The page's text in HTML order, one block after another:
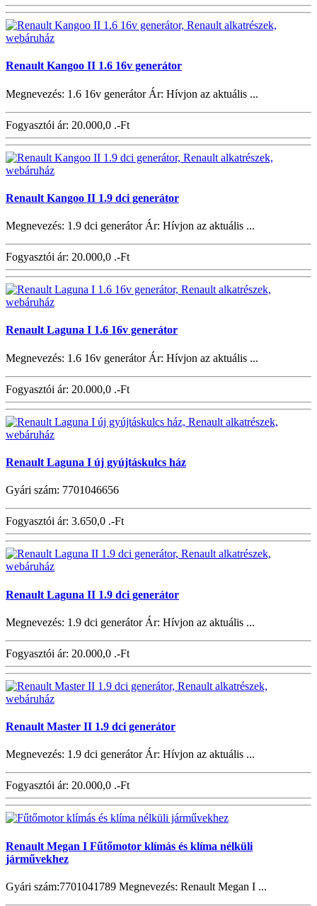
Renault Kangoo II 1.6 16v generátor
Megnevezés: 1.6 16v generátor Ár: Hívjon az aktuális ...
Fogyasztói ár: 20.000,0 .-Ft
Renault Kangoo II 1.9 dci generátor
Megnevezés: 1.9 dci generátor Ár: Hívjon az aktuális ...
Fogyasztói ár: 20.000,0 .-Ft
Renault Laguna I 1.6 16v generátor
Megnevezés: 1.6 16v generátor Ár: Hívjon az aktuális ...
Fogyasztói ár: 20.000,0 .-Ft
Renault Laguna I új gyújtáskulcs ház
Gyári szám: 7701046656
Fogyasztói ár: 3.650,0 .-Ft
Renault Laguna II 1.9 dci generátor
Megnevezés: 1.9 dci generátor Ár: Hívjon az aktuális ...
Fogyasztói ár: 20.000,0 .-Ft
Renault Master II 1.9 dci generátor
Megnevezés: 1.9 dci generátor Ár: Hívjon az aktuális ...
Fogyasztói ár: 20.000,0 .-Ft
Renault Megan I Fűtőmotor klímás és klíma nélküli
járművekhez
Gyári szám:7701041789 Megnevezés: Renault Megan I ...